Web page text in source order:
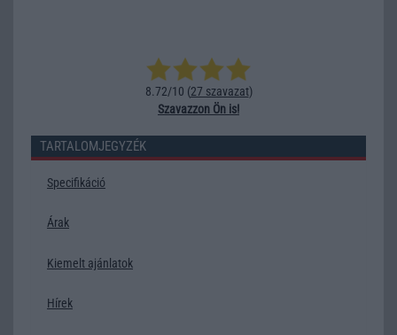
8.72/10 (27 szavazat)
Szavazzon Ön is!
TARTALOMJEGYZÉK
Specifikáció
Árak
Kiemelt ajánlatok
Hírek